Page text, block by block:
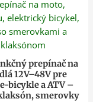
prepínač na
12V–48V pre
bicykle a ATV –
smerovky